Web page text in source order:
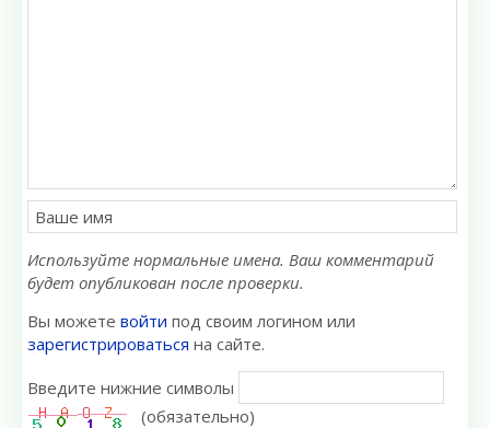
Используйте нормальные имена. Ваш комментарий
будет опубликован после проверки.
Вы можете войти под своим логином или
зарегистрироваться на сайте.
Введите нижние символы
(обязательно)